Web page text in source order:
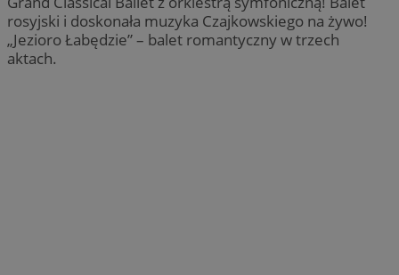
rosyjski i doskonała muzyka Czajkowskiego na żywo!
„Jezioro Łabędzie” – balet romantyczny w trzech
aktach.